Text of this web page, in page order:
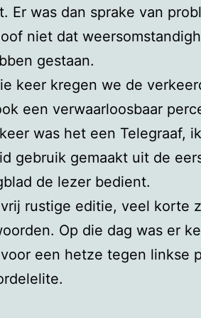
Er was dan sprake van
niet dat
gestaan.
keer kregen we de
een verwaarloosbaar
was het een Telegraaf,
gebruik gemaakt uit de
de lezer bedient.
rustige editie, veel korte
Op die dag was er
een hetze tegen linkse